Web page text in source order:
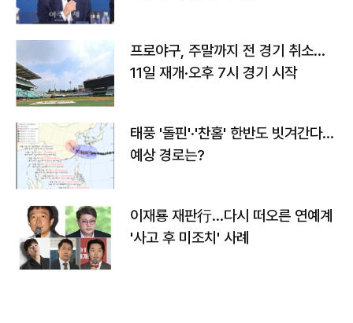
프로야구, 주말까지 전 경기 취소…
11일 재개·오후 7시 경기 시작
태풍 '돌핀'·'찬홈' 한반도 빗겨간다…
예상 경로는?
이재룡 재판行…다시 떠오른 연예계
'사고 후 미조치' 사례